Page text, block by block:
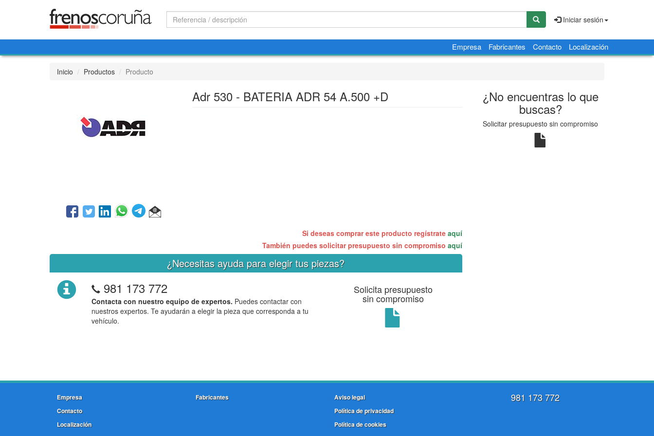
Iniciar sesión
Empresa Fabricantes Contacto Localización
Inicio Productos Producto
Adr 530 - BATERIA ADR 54 A.500 +D
Si deseas comprar este producto regístrate aquí
También puedes solicitar presupuesto sin compromiso aquí
¿Necesitas ayuda para elegir tus piezas?
981 173 772
Contacta con nuestro equipo de expertos. Puedes contactar con
nuestros expertos. Te ayudarán a elegir la pieza que corresponda a tu
vehículo.
Solicita presupuesto
sin compromiso
¿No encuentras lo que
buscas?
Solicitar presupuesto sin compromiso
Empresa
Contacto
Localización
Fabricantes
Aviso legal
Política de privacidad
Política de cookies
981 173 772